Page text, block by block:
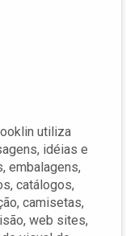
utiliza
idéias e
embalagens,
catálogos,
camisetas,
web sites,